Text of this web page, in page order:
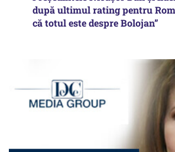
după ultimul rating pentru
că totul este despre Bolojan”